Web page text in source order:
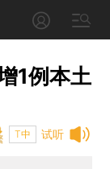
1例本土
试听
T中